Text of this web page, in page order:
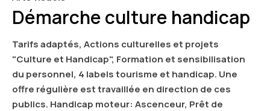
Démarche culture handicap
Tarifs adaptés, Actions culturelles et projets
"Culture et Handicap", Formation et sensibilisation
du personnel, 4 labels tourisme et handicap. Une
offre régulière est travaillée en direction de ces
publics. Handicap moteur: Ascenceur, Prêt de